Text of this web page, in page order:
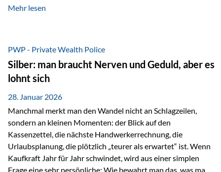
starken Anstiegen. Diese verändern jedoch nicht die
von geopolitischen Spannungen, einer stark ausgeweiteten
Geldmenge sowie strukturellen Verschiebungen an den
Kapitalmärkten geprägt ist, bleibt Gold ein bewährter Anker.
Nicht, weil…
Mehr lesen
PWP - Private Wealth Police
Silber: man braucht Nerven und Geduld, aber es
lohnt sich
28. Januar 2026
Manchmal merkt man den Wandel nicht an Schlagzeilen,
sondern an kleinen Momenten: der Blick auf den
Kassenzettel, die nächste Handwerkerrechnung, die
Urlaubsplanung, die plötzlich „teurer als erwartet“ ist. Wenn
Kaufkraft Jahr für Jahr schwindet, wird aus einer simplen
Frage eine sehr persönliche: Wie bewahrt man das, was man